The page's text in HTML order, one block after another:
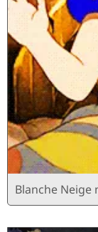
Blanche Neige